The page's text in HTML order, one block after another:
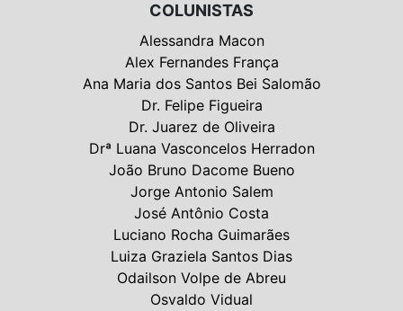
COLUNISTAS
Alessandra Macon
Alex Fernandes França
Ana Maria dos Santos Bei Salomão
Dr. Felipe Figueira
Dr. Juarez de Oliveira
Drª Luana Vasconcelos Herradon
João Bruno Dacome Bueno
Jorge Antonio Salem
José Antônio Costa
Luciano Rocha Guimarães
Luiza Graziela Santos Dias
Odailson Volpe de Abreu
Osvaldo Vidual